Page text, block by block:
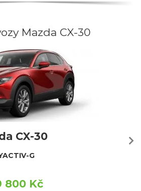
Mazda CX-30
CX-30
G
800 Kč